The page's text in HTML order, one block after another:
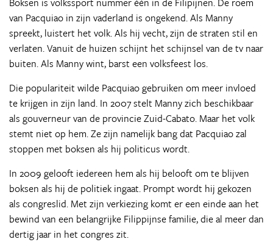
van Pacquiao in zijn vaderland is ongekend. Als Manny
spreekt, luistert het volk. Als hij vecht, zijn de straten stil en
verlaten. Vanuit de huizen schijnt het schijnsel van de tv naar
buiten. Als Manny wint, barst een volksfeest los.
Die populariteit wilde Pacquiao gebruiken om meer invloed
te krijgen in zijn land. In 2007 stelt Manny zich beschikbaar
als gouverneur van de provincie Zuid-Cabato. Maar het volk
stemt niet op hem. Ze zijn namelijk bang dat Pacquiao zal
stoppen met boksen als hij politicus wordt.
In 2009 gelooft iedereen hem als hij belooft om te blijven
boksen als hij de politiek ingaat. Prompt wordt hij gekozen
als congreslid. Met zijn verkiezing komt er een einde aan het
bewind van een belangrijke Filippijnse familie, die al meer dan
dertig jaar in het congres zit.